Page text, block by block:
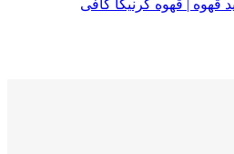
قهوه | قهوه گرنیکا کافی